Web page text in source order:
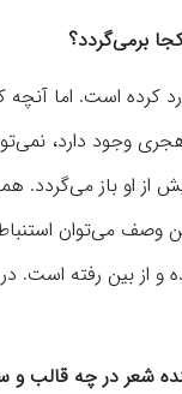
برمی‌گردد؟
کرده است. اما
وجود دارد،
از او باز می‌گردد.
با این وصف می‌توان
بین رفته است. در
شعر در چه قالب و